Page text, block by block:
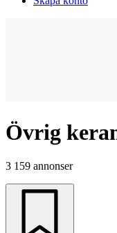
Övrig
3 159 annonser